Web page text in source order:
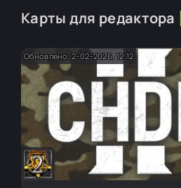
Карты для редактора
Обновлено: 2-02-2026, 12:12